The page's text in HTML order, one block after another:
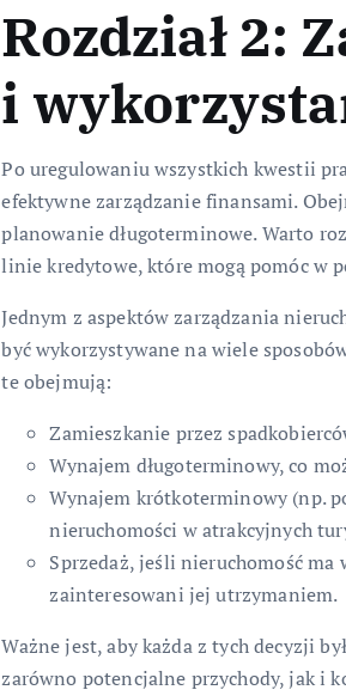
Rozdział 2:
i
Po uregulowaniu wszystkich kwestii
efektywne zarządzanie finansami.
planowanie długoterminowe. Warto
linie kredytowe, które mogą pomóc w
Jednym z aspektów zarządzania
być wykorzystywane na wiele
te obejmują:
Zamieszkanie przez
Wynajem długoterminowy, co
Wynajem krótkoterminowy (np.
nieruchomości w atrakcyjnych
Sprzedaż, jeśli nieruchomość
zainteresowani jej utrzymaniem.
Ważne jest, aby każda z tych decyzji
zarówno potencjalne przychody, jak i